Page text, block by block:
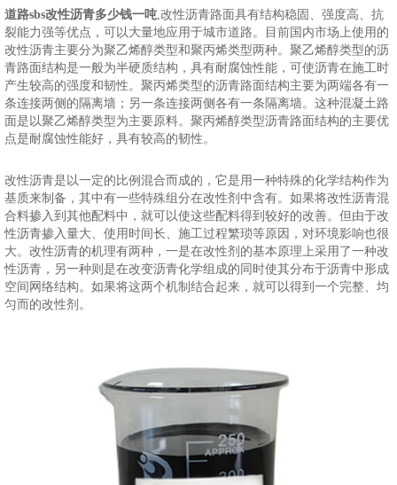
道路sbs改性沥青多少钱一吨,改性沥青路面具有结构稳固、强度高、抗
裂能力强等优点，可以大量地应用于城市道路。目前国内市场上使用的
改性沥青主要分为聚乙烯醇类型和聚丙烯类型两种。聚乙烯醇类型的沥
青路面结构是一般为半硬质结构，具有耐腐蚀性能，可使沥青在施工时
产生较高的强度和韧性。聚丙烯类型的沥青路面结构主要为两端各有一
条连接两侧的隔离墙；另一条连接两侧各有一条隔离墙。这种混凝土路
面是以聚乙烯醇类型为主要原料。聚丙烯醇类型沥青路面结构的主要优
点是耐腐蚀性能好，具有较高的韧性。
改性沥青是以一定的比例混合而成的，它是用一种特殊的化学结构作为
基质来制备，其中有一些特殊组分在改性剂中含有。如果将改性沥青混
合料掺入到其他配料中，就可以使这些配料得到较好的改善。但由于改
性沥青掺入量大、使用时间长、施工过程繁琐等原因，对环境影响也很
大。改性沥青的机理有两种，一是在改性剂的基本原理上采用了一种改
性沥青，另一种则是在改变沥青化学组成的同时使其分布于沥青中形成
空间网络结构。如果将这两个机制结合起来，就可以得到一个完整、均
匀而的改性剂。